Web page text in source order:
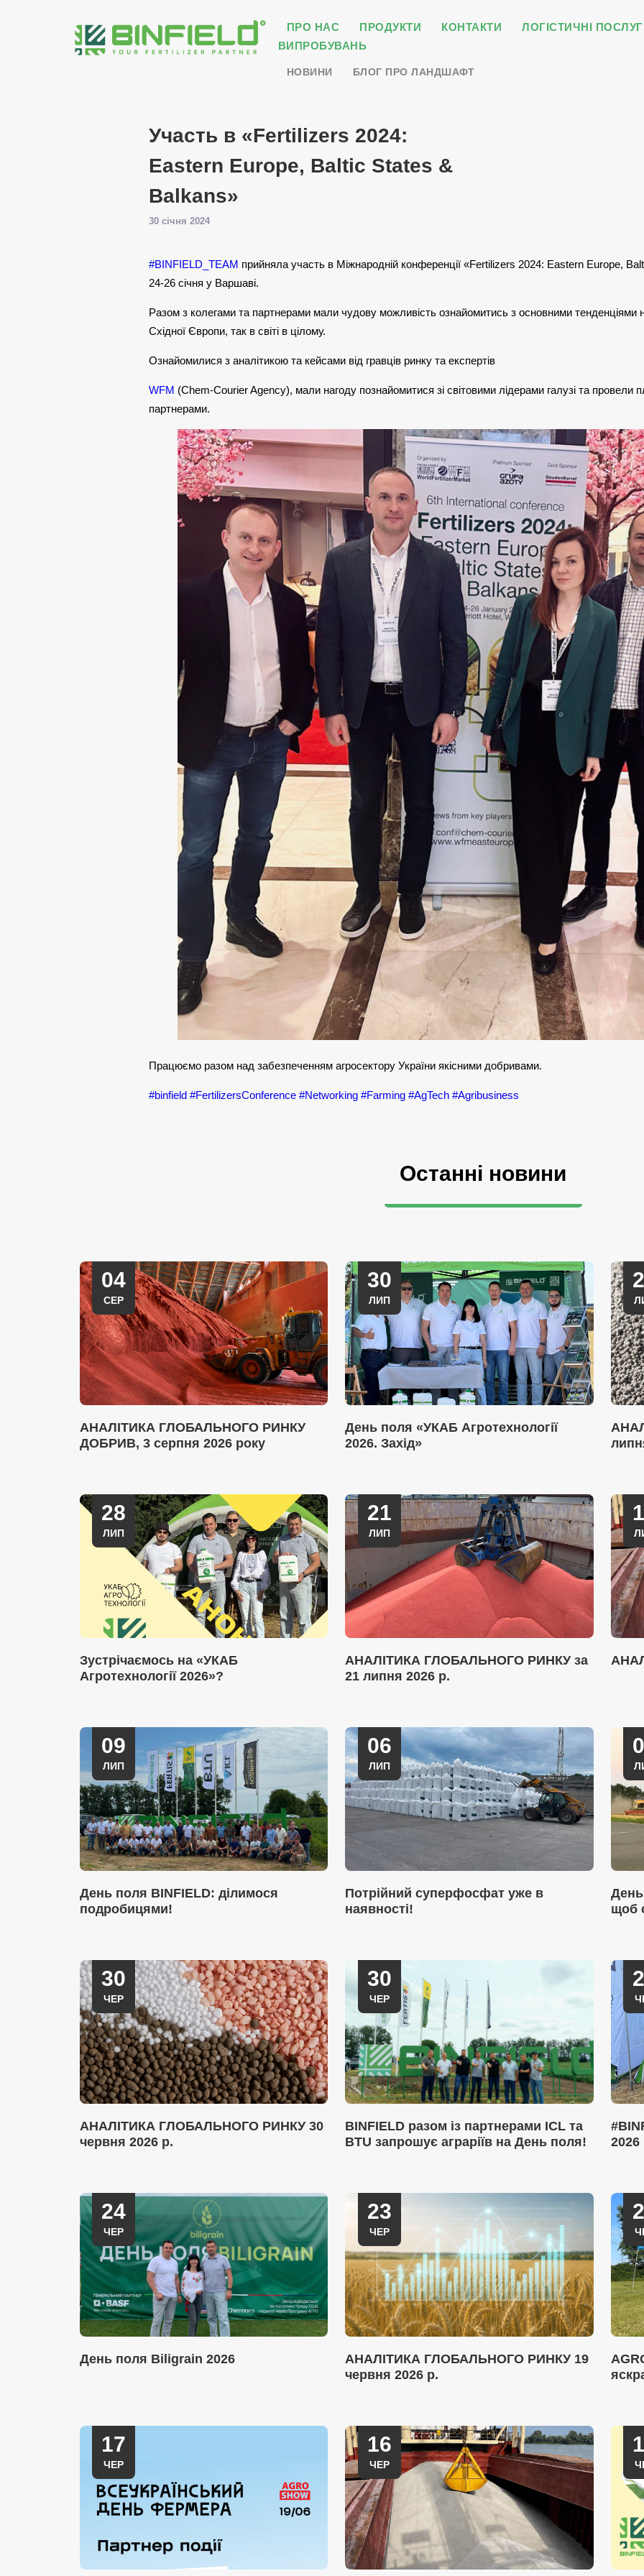
ПРО НАС ПРОДУКТИ КОНТАКТИ
ЛОГІСТИЧНІ
ВИПРОБУВАНЬ
НОВИНИ БЛОГ ПРО ЛАНДШАФТ
Участь в «Fertilizers 2024:
Eastern Europe, Baltic States &
Balkans»
30 січня 2024
#BINFIELD_TEAM прийняла участь в Міжнародній конференції «Fertilizers 2024: Eastern Europe,
24-26 січня у Варшаві.
Разом з колегами та партнерами мали чудову можливість ознайомитись з основними тенденціями
Східної Європи, так в світі в цілому.
Ознайомилися з аналітикою та кейсами від гравців ринку та експертів
WFM (Chem-Courier Agency), мали нагоду познайомитися зі світовими лідерами галузі та провели
партнерами.
Працюємо разом над забезпеченням агросектору України якісними добривами.
#binfield #FertilizersConference #Networking #Farming #AgTech #Agribusiness
Останні новини
04
СЕР
АНАЛІТИКА ГЛОБАЛЬНОГО РИНКУ
ДОБРИВ, 3 серпня 2026 року
30
ЛИП
День поля «УКАБ Агротехнології
2026. Захід»
28
ЛИП
Зустрічаємось на «УКАБ
Агротехнології 2026»?
21
ЛИП
АНАЛІТИКА ГЛОБАЛЬНОГО РИНКУ за
21 липня 2026 р.
09
ЛИП
День поля BINFIELD: ділимося
подробицями!
06
ЛИП
Потрійний суперфосфат уже в
наявності!
День
щоб
30
ЧЕР
АНАЛІТИКА ГЛОБАЛЬНОГО РИНКУ 30
червня 2026 р.
30
ЧЕР
BINFIELD разом із партнерами ICL та
BTU запрошує аграріїв на День поля!
2026
24
ЧЕР
День поля Biligrain 2026
23
ЧЕР
АНАЛІТИКА ГЛОБАЛЬНОГО РИНКУ 19
червня 2026 р.
17
ЧЕР
16
ЧЕР